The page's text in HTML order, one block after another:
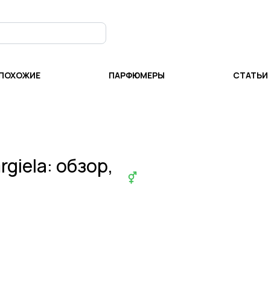
ПАРФЮМЕРЫ СТАТЬИ
: обзор,